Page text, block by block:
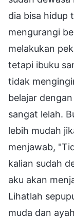
dia bisa hidup
mengurangi
melakukan
tetapi ibuku
tidak
belajar
sangat lelah.
lebih mudah
menjawab,
kalian sudah
aku akan
Lihatlah
muda dan